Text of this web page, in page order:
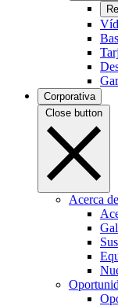
Corporativa
Close button
Acerca